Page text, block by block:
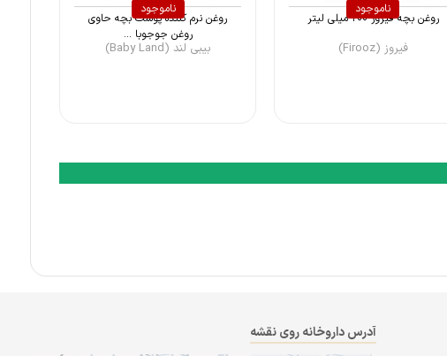
ناموجود
روغن بچه فیروز ۲۰۰ میلی لیتر
فیروز (Firooz)
ناموجود
روغن نرم کننده پوست بچه حاوی
روغن جوجوبا ...
بیبی لند (Baby Land)
آدرس داروخانه روی نقشه